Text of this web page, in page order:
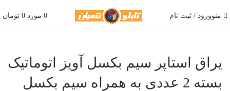
منوورود / ثبت نام 0 مورد 0 تومان
یراق استاپر سیم بکسل آویز اتوماتیک
بسته 2 عددی به همراه سیم بکسل